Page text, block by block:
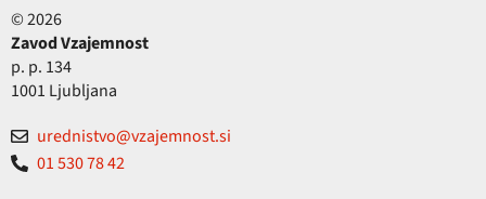
© 2026
Zavod Vzajemnost
p. p. 134
1001 Ljubljana
urednistvo@vzajemnost.si
01 530 78 42